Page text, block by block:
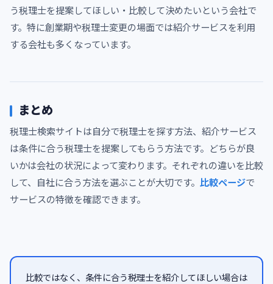
う税理士を提案してほしい・比較して決めたいという会社で
す。特に創業期や税理士変更の場面では紹介サービスを利用
する会社も多くなっています。
まとめ
税理士検索サイトは自分で税理士を探す方法、紹介サービス
は条件に合う税理士を提案してもらう方法です。どちらが良
いかは会社の状況によって変わります。それぞれの違いを比較
して、自社に合う方法を選ぶことが大切です。 比較ページで
サービスの特徴を確認できます。
比較ではなく、条件に合う税理士を紹介してほしい場合は